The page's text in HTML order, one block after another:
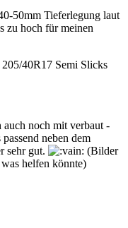
50mm Tieferlegung laut
zu hoch für meinen
40R17 Semi Slicks
auch noch mit verbaut -
neben dem
sehr gut.
(Bilder
helfen könnte)